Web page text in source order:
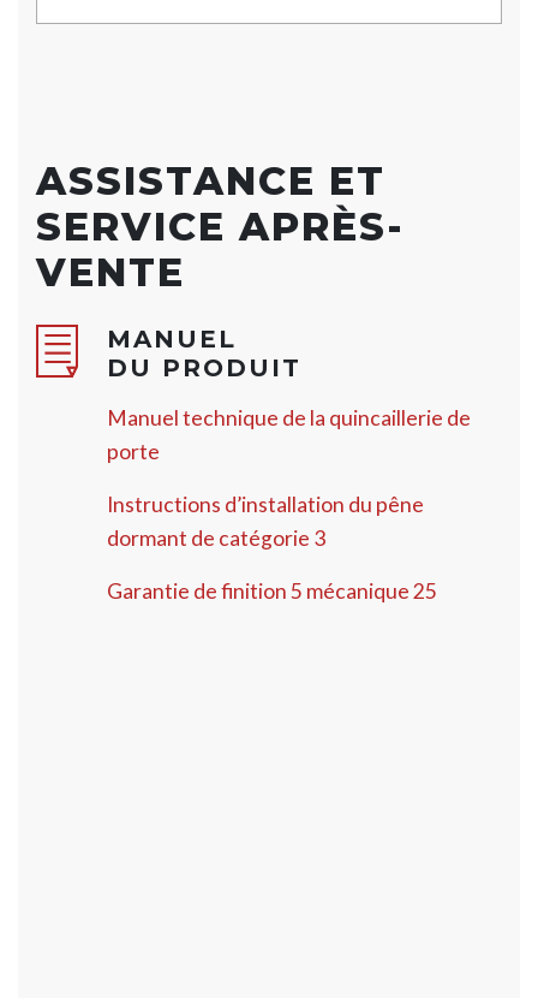
ASSISTANCE ET
SERVICE APRÈS-
VENTE
MANUEL
DU PRODUIT
Manuel technique de la quincaillerie de
porte
Instructions d’installation du pêne
dormant de catégorie 3
Garantie de finition 5 mécanique 25